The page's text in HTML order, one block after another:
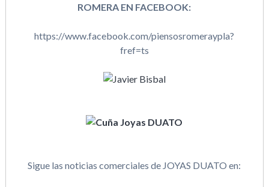
ROMERA EN FACEBOOK:
https://www.facebook.com/piensosromeraypla?
fref=ts
Sigue las noticias comerciales de JOYAS DUATO en: